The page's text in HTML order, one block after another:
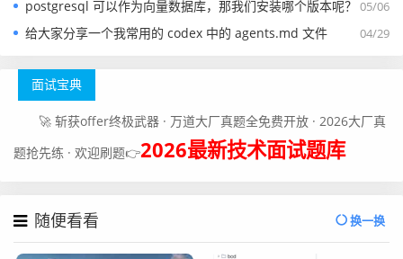
05/06
postgresql 可以作为向量数据库，那我们安装哪个版本呢？
04/29
给大家分享一个我常用的 codex 中的 agents.md 文件
面试宝典
🚀 斩获offer终极武器 · 万道大厂真题全免费开放 · 2026大厂真
题抢先练 · 欢迎刷题👉2026最新技术面试题库
随便看看 换一换